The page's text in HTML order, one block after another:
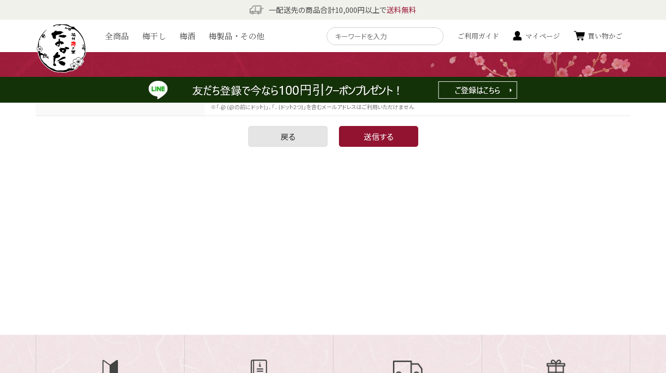
一配送先の商品合計10,000円以上で送料無料
全商品 梅干し 梅酒 梅製品・その他 ご利用ガイド マイページ 買い物かご
会員登録
お客様のメールアドレスを入力してください。
（半角@を含むアドレスを100文字以内で入力してください）
※「.@ (@の前にドット)」、「.. (ドット2つ)」を含むメールアドレスはご利用いただけません
戻る